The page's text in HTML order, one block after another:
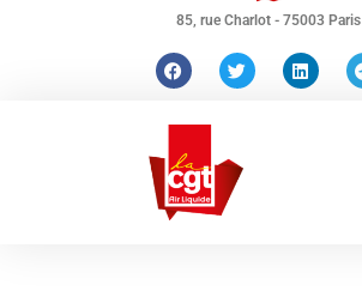
85, rue Charlot - 75003 Paris